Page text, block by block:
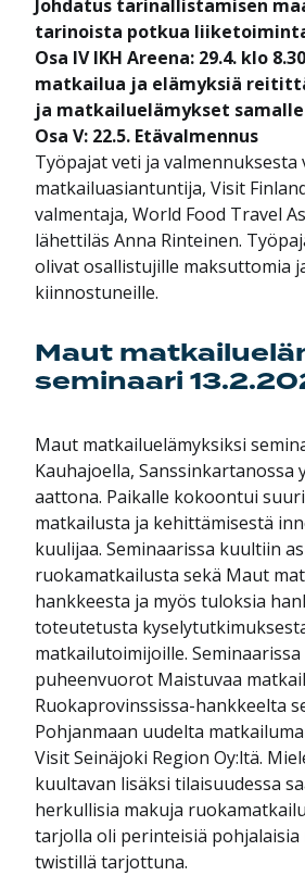
Johdatus tarinallistamisen
tarinoista potkua
Osa IV IKH Areena: 29.4. klo
matkailua ja elämyksiä
ja matkailuelämykset
Osa V: 22.5. Etävalmennus
Työpajat veti ja valmennuksesta
matkailuasiantuntija, Visit
valmentaja, World Food Travel
lähettiläs Anna Rinteinen.
olivat osallistujille maksuttomia
kiinnostuneille.
Maut
seminaari
Maut matkailuelämyksiksi
Kauhajoella, Sanssinkartanossa
aattona. Paikalle kokoontui
matkailusta ja kehittämisestä
kuulijaa. Seminaarissa kuultiin
ruokamatkailusta sekä Maut
hankkeesta ja myös tuloksia
toteutetusta
matkailutoimijoille.
puheenvuorot Maistuvaa
Ruokaprovinssissa-hankkeelta
Pohjanmaan uudelta
Visit Seinäjoki Region Oy:ltä.
kuultavan lisäksi tilaisuudessa
herkullisia makuja
tarjolla oli perinteisiä pohjalaisia
twistillä tarjottuna.